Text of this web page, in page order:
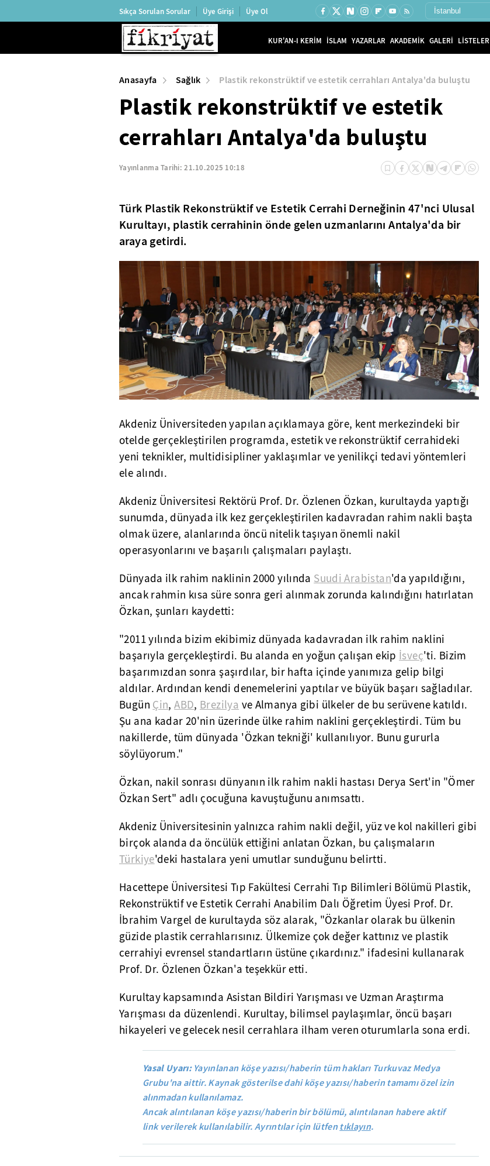
Sıkça Sorulan Sorular Üye Girişi Üye Ol
KUR'AN-I KERİM İSLAM YAZARLAR AKADEMİK GALERİ LİSTELER
Anasayfa Sağlık Plastik rekonstrüktif ve estetik cerrahları Antalya'da buluştu
Plastik rekonstrüktif ve estetik
cerrahları Antalya'da buluştu
Yayınlanma Tarihi:21.10.2025 10:18
Türk Plastik Rekonstrüktif ve Estetik Cerrahi Derneğinin 47'nci Ulusal
Kurultayı, plastik cerrahinin önde gelen uzmanlarını Antalya'da bir
araya getirdi.
Akdeniz Üniversiteden yapılan açıklamaya göre, kent merkezindeki bir
otelde gerçekleştirilen programda, estetik ve rekonstrüktif cerrahideki
yeni teknikler, multidisipliner yaklaşımlar ve yenilikçi tedavi yöntemleri
ele alındı.
Akdeniz Üniversitesi Rektörü Prof. Dr. Özlenen Özkan, kurultayda yaptığı
sunumda, dünyada ilk kez gerçekleştirilen kadavradan rahim nakli başta
olmak üzere, alanlarında öncü nitelik taşıyan önemli nakil
operasyonlarını ve başarılı çalışmaları paylaştı.
Dünyada ilk rahim naklinin 2000 yılında Suudi Arabistan'da yapıldığını,
ancak rahmin kısa süre sonra geri alınmak zorunda kalındığını hatırlatan
Özkan, şunları kaydetti:
"2011 yılında bizim ekibimiz dünyada kadavradan ilk rahim naklini
başarıyla gerçekleştirdi. Bu alanda en yoğun çalışan ekip İsveç'ti. Bizim
başarımızdan sonra şaşırdılar, bir hafta içinde yanımıza gelip bilgi
aldılar. Ardından kendi denemelerini yaptılar ve büyük başarı sağladılar.
Bugün Çin,ABD, Brezilya ve Almanya gibi ülkeler de bu serüvene katıldı.
Şu ana kadar 20'nin üzerinde ülke rahim naklini gerçekleştirdi. Tüm bu
nakillerde, tüm dünyada 'Özkan tekniği' kullanılıyor. Bunu gururla
söylüyorum."
Özkan, nakil sonrası dünyanın ilk rahim nakli hastası Derya Sert'in "Ömer
Özkan Sert" adlı çocuğuna kavuştuğunu anımsattı.
Akdeniz Üniversitesinin yalnızca rahim nakli değil, yüz ve kol nakilleri gibi
birçok alanda da öncülük ettiğini anlatan Özkan, bu çalışmaların
Türkiye'deki hastalara yeni umutlar sunduğunu belirtti.
Hacettepe Üniversitesi Tıp Fakültesi Cerrahi Tıp Bilimleri Bölümü Plastik,
Rekonstrüktif ve Estetik Cerrahi Anabilim Dalı Öğretim Üyesi Prof. Dr.
İbrahim Vargel de kurultayda söz alarak, "Özkanlar olarak bu ülkenin
güzide plastik cerrahlarısınız. Ülkemize çok değer kattınız ve plastik
cerrahiyi evrensel standartların üstüne çıkardınız." ifadesini kullanarak
Prof. Dr. Özlenen Özkan'a teşekkür etti.
Kurultay kapsamında Asistan Bildiri Yarışması ve Uzman Araştırma
Yarışması da düzenlendi. Kurultay, bilimsel paylaşımlar, öncü başarı
hikayeleri ve gelecek nesil cerrahlara ilham veren oturumlarla sona erdi.
Yasal Uyarı:Yayınlanan köşe yazısı/haberin tüm hakları Turkuvaz Medya
Grubu'na aittir. Kaynak gösterilse dahi köşe yazısı/haberin tamamı özel izin
alınmadan kullanılamaz.
Ancak alıntılanan köşe yazısı/haberin bir bölümü, alıntılanan habere aktif
link verilerek kullanılabilir. Ayrıntılar için lütfentıklayın.